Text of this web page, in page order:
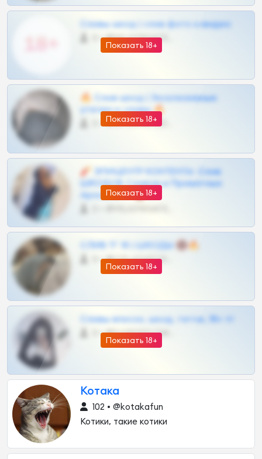
Показать 18+
Сливы шкод | слив фото и видео
0 •
Показать 18+
🔥 Слив шкод | Эксклюзивные
утечки и сливы 🔥
0 •
Показать 18+
🧨 ЭПИЦЕНТР КОНТЕНТА: Слив
ШКОДОВ Сливов и Приватных
Архивов ТГ 🔞💎
Показать 18+
СЛИВ ТГ 18 | ШКОДЫ 🔞🔥
0 •
Показать 18+
Сливы вписок, шкод, теток, 18+ тг
0 •
Котака
102 • @kotakafun
Котики, такие котики